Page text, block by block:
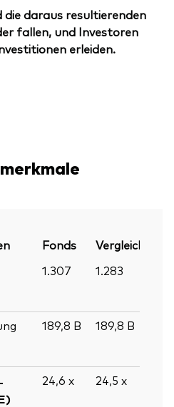
daraus resultierenden
fallen, und Investoren
erleiden.
Fonds
1.307 1.283
189,8 B 189,8 B
24,6 x 24,5 x